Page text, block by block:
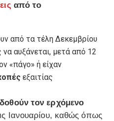
από το
από τα τέλη Δεκεμβρίου
αυξάνεται, μετά από 12
«πάγο» ή είχαν
εξαιτίας
τον ερχόμενο
Ιανουαρίου, καθώς όπως